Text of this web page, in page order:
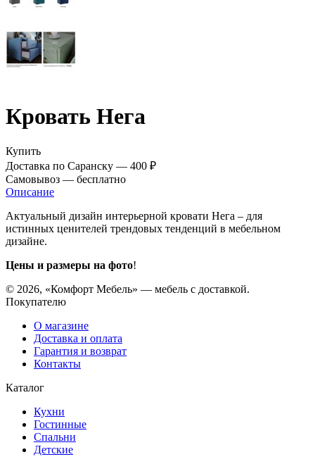
Кровать Нега
Купить
Доставка по Саранску — 400 ₽
Самовывоз — бесплатно
Описание
Актуальный дизайн интерьерной кровати Нега – для
истинных ценителей трендовых тенденций в мебельном
дизайне.
Цены и размеры на фото!
© 2026, «Комфорт Мебель» — мебель с доставкой.
Покупателю
О магазине
Доставка и оплата
Гарантия и возврат
Контакты
Каталог
Кухни
Гостинные
Спальни
Детские